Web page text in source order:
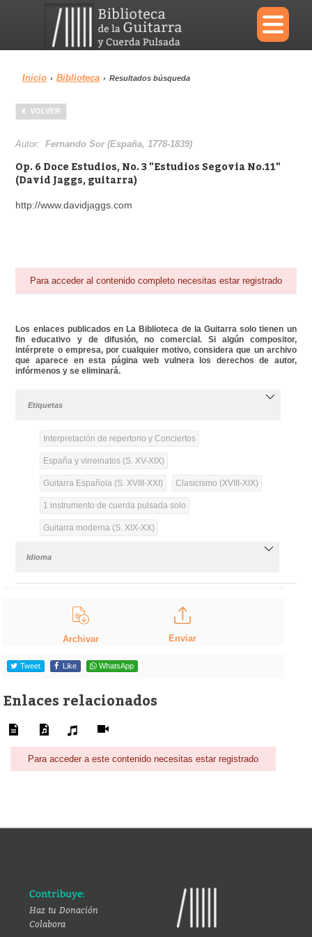
×
Menu
Biblioteca
Área personal
Inicio › Biblioteca › Resultados búsqueda
VOLVER
Autor:Fernando Sor (España, 1778-1839)
Op. 6 Doce Estudios, No. 3 "Estudios Segovia No.11"
(David Jaggs, guitarra)
http://www.davidjaggs.com
Para acceder al contenido completo necesitas estar registrado
Los enlaces publicados en La Biblioteca de la Guitarra solo tienen un
fin educativo y de difusión, no comercial. Si algún compositor,
intérprete o empresa, por cualquier motivo, considera que un archivo
que aparece en esta página web vulnera los derechos de autor,
infórmenos y se eliminará.
Etiquetas
Interpretación de repertorio y Conciertos
España y virreinatos (S. XV-XIX)
Guitarra Española (S. XVIII-XXI) Clasicismo (XVIII-XIX)
1 instrumento de cuerda pulsada solo
Guitarra moderna (S. XIX-XX)
Idioma
Archivar Enviar
Tweet Like WhatsApp
Enlaces relacionados
Para acceder a este contenido necesitas estar registrado
Contribuye:
Haz tu Donación
Colabora